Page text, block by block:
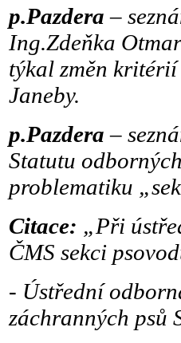
p.Pazdera –
Ing.Zdeňka
týkal změn
Janeby.
p.Pazdera –
Statutu
problematiku
Citace: „Při
ČMS sekci
- Ústřední
záchranných psů